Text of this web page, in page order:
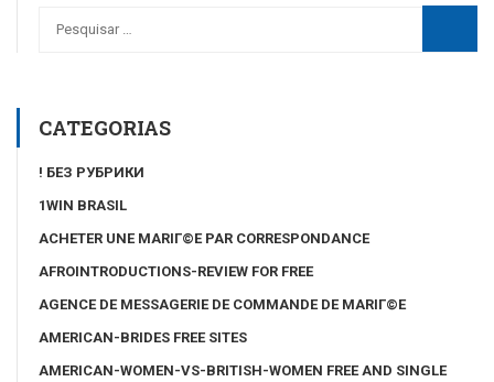
CATEGORIAS
! БЕЗ РУБРИКИ
1WIN BRASIL
ACHETER UNE MARIГ©E PAR CORRESPONDANCE
AFROINTRODUCTIONS-REVIEW FOR FREE
AGENCE DE MESSAGERIE DE COMMANDE DE MARIГ©E
AMERICAN-BRIDES FREE SITES
AMERICAN-WOMEN-VS-BRITISH-WOMEN FREE AND SINGLE